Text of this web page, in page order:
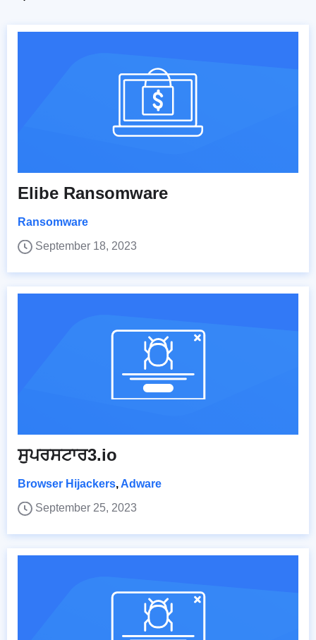
Elibe Ransomware
Ransomware
September 18, 2023
ਸੁਪਰਸਟਾਰ3.io
Browser Hijackers, Adware
September 25, 2023